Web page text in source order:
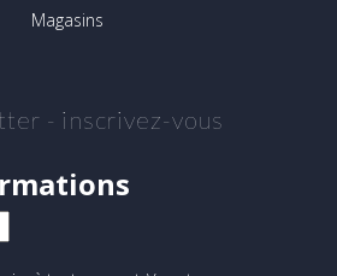
Magasins
- inscrivez-vous